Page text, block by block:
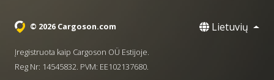
© 2026 Cargoson.com Lietuvių
Įregistruota kaip Cargoson OÜ Estijoje.
Reg Nr: 14545832. PVM: EE102137680.